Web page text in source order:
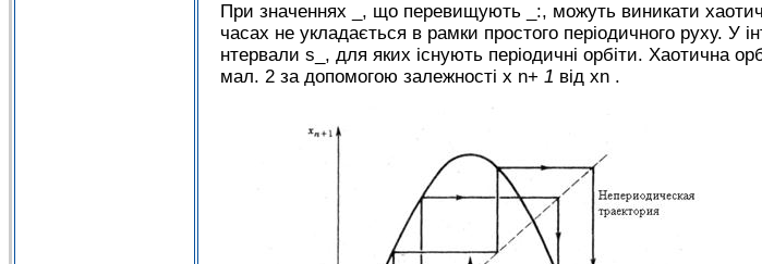
При значеннях _, що перевищують _:, можуть виникати
часах не укладається в рамки простого періодичного руху. У
нтервали s_, для яких існують періодичні орбіти. Хаотична
мал. 2 за допомогою залежності х n+ 1 від хn .